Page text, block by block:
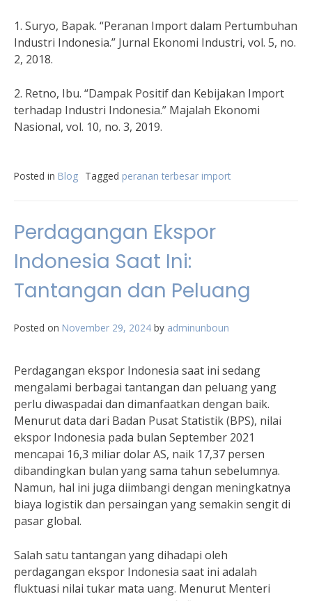
1. Suryo, Bapak. “Peranan Import dalam Pertumbuhan
Industri Indonesia.” Jurnal Ekonomi Industri, vol. 5, no.
2, 2018.
2. Retno, Ibu. “Dampak Positif dan Kebijakan Import
terhadap Industri Indonesia.” Majalah Ekonomi
Nasional, vol. 10, no. 3, 2019.
Posted in Blog Tagged peranan terbesar import
Perdagangan Ekspor
Indonesia Saat Ini:
Tantangan dan Peluang
Posted on November 29, 2024 by adminunboun
Perdagangan ekspor Indonesia saat ini sedang
mengalami berbagai tantangan dan peluang yang
perlu diwaspadai dan dimanfaatkan dengan baik.
Menurut data dari Badan Pusat Statistik (BPS), nilai
ekspor Indonesia pada bulan September 2021
mencapai 16,3 miliar dolar AS, naik 17,37 persen
dibandingkan bulan yang sama tahun sebelumnya.
Namun, hal ini juga diimbangi dengan meningkatnya
biaya logistik dan persaingan yang semakin sengit di
pasar global.
Salah satu tantangan yang dihadapi oleh
perdagangan ekspor Indonesia saat ini adalah
fluktuasi nilai tukar mata uang. Menurut Menteri